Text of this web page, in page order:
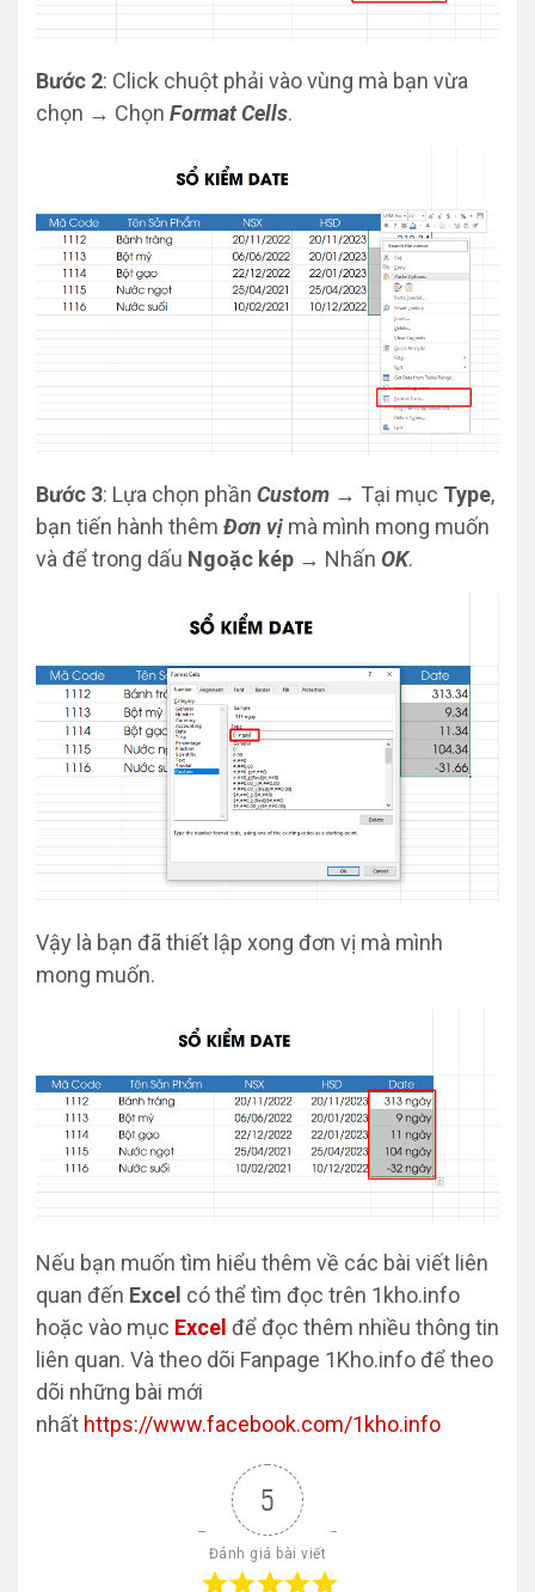
Bước 2: Click chuột phải vào vùng mà bạn vừa
chọn → Chọn Format Cells.
Bước 3: Lựa chọn phần Custom → Tại mục Type,
bạn tiến hành thêm Đơn vị mà mình mong muốn
và để trong dấu Ngoặc kép → Nhấn OK.
Vậy là bạn đã thiết lập xong đơn vị mà mình
mong muốn.
Nếu bạn muốn tìm hiểu thêm về các bài viết liên
quan đến Excel có thể tìm đọc trên 1kho.info
hoặc vào mục Excel để đọc thêm nhiều thông tin
liên quan. Và theo dõi Fanpage 1Kho.info để theo
dõi những bài mới
nhất https://www.facebook.com/1kho.info
5
Đánh giá bài viết